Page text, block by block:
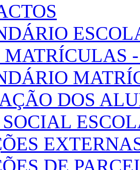
MATRÍCULAS
DOS